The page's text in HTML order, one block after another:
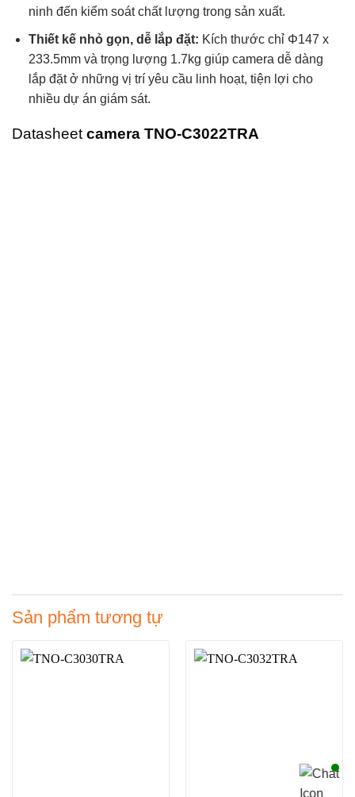
ninh đến kiểm soát chất lượng trong sản xuất.
Thiết kế nhỏ gọn, dễ lắp đặt: Kích thước chỉ Φ147 x
233.5mm và trọng lượng 1.7kg giúp camera dễ dàng
lắp đặt ở những vị trí yêu cầu linh hoạt, tiện lợi cho
nhiều dự án giám sát.
Datasheetcamera TNO-C3022TRA
Sản phẩm tương tự